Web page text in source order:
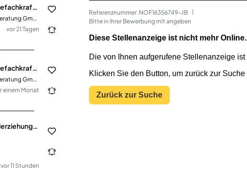
Pflegeberater / Pflegefachkraft (m/w/d)
compass private pflegeberatung GmbH
vor 21 Tagen
Pflegeberater / Pflegefachkraft (m/w/d)
compass private pflegeberatung GmbH
einem Monat
Pflegefachkraft / Heilerziehungspfleger (m/w/d) Dauernachtwache
vor 11 Stunden
Referenznummer: NOF16356749-JB
Bitte in Ihrer Bewerbung mit angeben